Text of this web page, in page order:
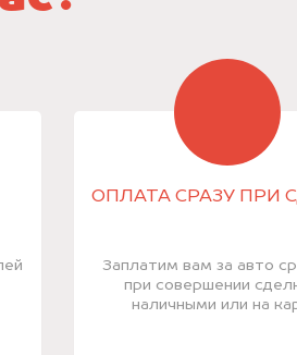
ОПЛАТА СРАЗУ ПРИ
Заплатим вам за авто
при совершении
наличными или на